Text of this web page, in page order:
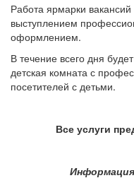
Работа ярмарки
выступлением
оформлением.
В течение всего дня
детская комната с
посетителей с детьми.
Все услуги